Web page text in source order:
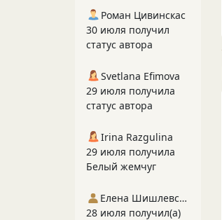
Роман Цивинскас
30 июля получил
статус автора
Svetlana Efimova
29 июля получила
статус автора
Irina Razgulina
29 июля получила
Белый жемчуг
Елена Шишлевская
28 июля получил(а)